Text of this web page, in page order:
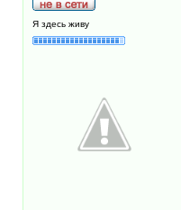
Я здесь живу